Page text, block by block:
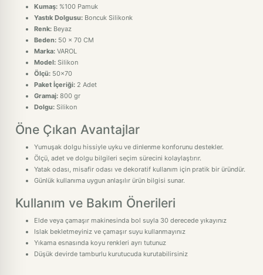
Kumaş: %100 Pamuk
Yastık Dolgusu: Boncuk Silikonk
Renk: Beyaz
Beden: 50 x 70 CM
Marka: VAROL
Model: Silikon
Ölçü: 50x70
Paket İçeriği: 2 Adet
Gramaj: 800 gr
Dolgu: Silikon
Öne Çıkan Avantajlar
Yumuşak dolgu hissiyle uyku ve dinlenme konforunu destekler.
Ölçü, adet ve dolgu bilgileri seçim sürecini kolaylaştırır.
Yatak odası, misafir odası ve dekoratif kullanım için pratik bir üründür.
Günlük kullanıma uygun anlaşılır ürün bilgisi sunar.
Kullanım ve Bakım Önerileri
Elde veya çamaşır makinesinda bol suyla 30 derecede yıkayınız
Islak bekletmeyiniz ve çamaşır suyu kullanmayınız
Yıkama esnasında koyu renkleri ayrı tutunuz
Düşük devirde tamburlu kurutucuda kurutabilirsiniz